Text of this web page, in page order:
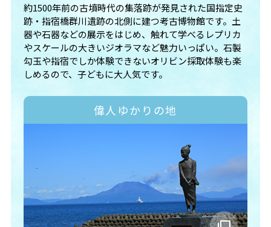
約1500年前の古墳時代の集落跡が発見された国指定史
跡・指宿橋群川遺跡の北側に建つ考古博物館です。土
器や石器などの展示をはじめ、触れて学べるレプリカ
やスケールの大きいジオラマなど魅力いっぱい。石製
勾玉や指宿でしか体験できないオリビン採取体験も楽
しめるので、子どもに大人気です。
偉人ゆかりの地